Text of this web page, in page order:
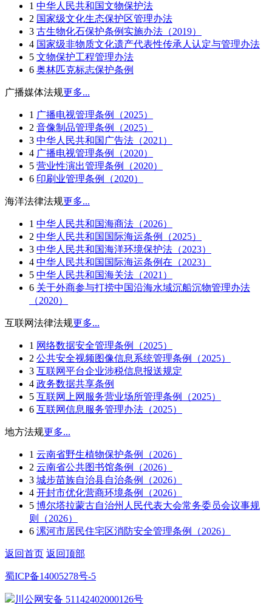
1 中华人民共和国文物保护法
2 国家级文化生态保护区管理办法
3 古生物化石保护条例实施办法（2019）
4 国家级非物质文化遗产代表性传承人认定与管理办法
5 文物保护工程管理办法
6 奥林匹克标志保护条例
广播媒体法规更多...
1 广播电视管理条例（2025）
2 音像制品管理条例（2025）
3 中华人民共和国广告法（2021）
4 广播电视管理条例（2020）
5 营业性演出管理条例（2020）
6 印刷业管理条例（2020）
海洋法律法规更多...
1 中华人民共和国海商法（2026）
2 中华人民共和国国际海运条例（2025）
3 中华人民共和国海洋环境保护法（2023）
4 中华人民共和国国际海运条例在（2023）
5 中华人民共和国海关法（2021）
6 关于外商参与打捞中国沿海水域沉船沉物管理办法
（2020）
互联网法律法规更多...
1 网络数据安全管理条例（2025）
2 公共安全视频图像信息系统管理条例（2025）
3 互联网平台企业涉税信息报送规定
4 政务数据共享条例
5 互联网上网服务营业场所管理条例（2025）
6 互联网信息服务管理办法（2025）
地方法规更多...
1 云南省野生植物保护条例（2026）
2 云南省公共图书馆条例（2026）
3 城步苗族自治县自治条例（2026）
4 开封市优化营商环境条例（2026）
5 博尔塔拉蒙古自治州人民代表大会常务委员会议事规
则（2026）
6 漯河市居民住宅区消防安全管理条例（2026）
返回首页 返回顶部
蜀ICP备14005278号-5
川公网安备 51142402000126号